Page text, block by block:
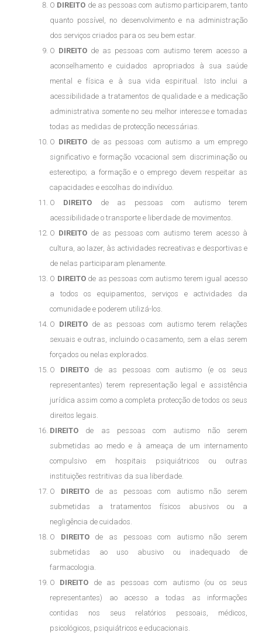
O DIREITO de as pessoas com autismo participarem, tanto
quanto possível, no desenvolvimento e na administração
dos serviços criados para os seu bem estar.
O DIREITOde as pessoas com autismo terem acesso a
aconselhamento e cuidados apropriados à sua saúde
mental e física e à sua vida espiritual. Isto inclui a
acessibilidade a tratamentos de qualidade e a medicação
administrativa somente no seu melhor interesse e tomadas
todas as medidas de protecção necessárias.
O DIREITO de as pessoas com autismo a um emprego
significativo e formação vocacional sem discriminação ou
estereotipo; a formação e o emprego devem respeitar as
capacidades e escolhas do indivíduo.
O DIREITO de as pessoas com autismo terem
acessibilidade o transporte e liberdade de movimentos.
O DIREITOde as pessoas com autismo terem acesso à
cultura, ao lazer, às actividades recreativas e desportivas e
de nelas participaram plenamente.
O DIREITOde as pessoas com autismo terem igual acesso
a todos os equipamentos, serviços e actividades da
comunidade e poderem utilizá-los.
O DIREITOde as pessoas com autismo terem relações
sexuais e outras, incluindo o casamento, sem a elas serem
forçados ou nelas explorados.
O DIREITO de as pessoas com autismo (e os seus
representantes) terem representação legal e assistência
jurídica assim como a completa protecção de todos os seus
direitos legais.
DIREITO de as pessoas com autismo não serem
submetidas ao medo e à ameaça de um internamento
compulsivo em hospitais psiquiátricos ou outras
instituições restritivas da sua liberdade.
O DIREITOde as pessoas com autismo não serem
submetidas a tratamentos físicos abusivos ou a
negligência de cuidados.
O DIREITOde as pessoas com autismo não serem
submetidas ao uso abusivo ou inadequado de
farmacologia.
O DIREITO de as pessoas com autismo (ou os seus
representantes) ao acesso a todas as informações
contidas nos seus relatórios pessoais, médicos,
psicológicos, psiquiátricos e educacionais.